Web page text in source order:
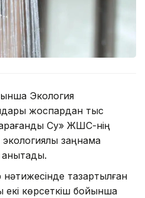
Экология
жоспардан тыс
Су» ЖШС-нің
заңнама
нәтижесінде тазартылған
екі көрсеткіш бойынша